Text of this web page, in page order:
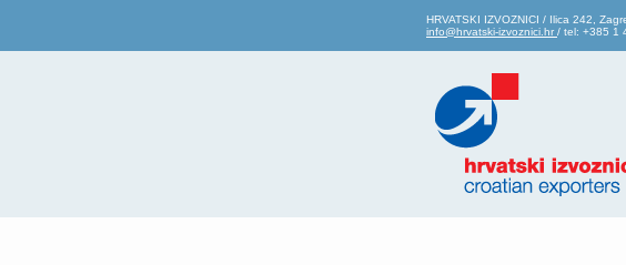
HRVATSKI IZVOZNICI / Ilica 242,
info@hrvatski-izvoznici.hr / tel: +385 1